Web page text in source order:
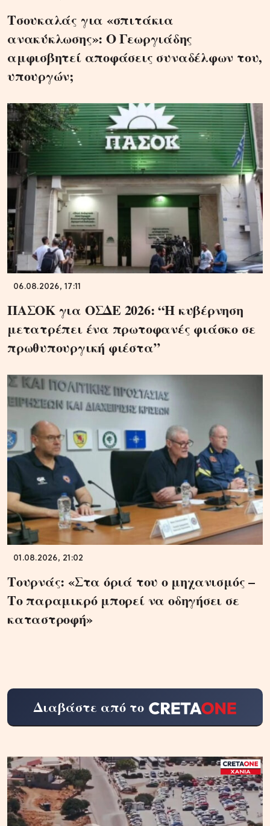
Τσουκαλάς για «σπιτάκια
ανακύκλωσης»: Ο Γεωργιάδης
αμφισβητεί αποφάσεις συναδέλφων του,
υπουργών;
06.08.2026, 17:11
ΠΑΣΟΚ για ΟΣΔΕ 2026: “Η κυβέρνηση
μετατρέπει ένα πρωτοφανές φιάσκο σε
πρωθυπουργική φιέστα”
01.08.2026, 21:02
Τουρνάς: «Στα όριά του ο μηχανισμός –
Το παραμικρό μπορεί να οδηγήσει σε
καταστροφή»
Διαβάστε από το